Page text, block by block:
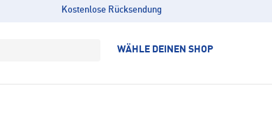
Kostenlose Rücksendung
WÄHLE DEINEN SHOP